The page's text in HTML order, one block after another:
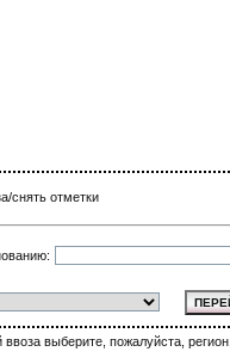
снять отметки
выберите, пожалуйста, регион.